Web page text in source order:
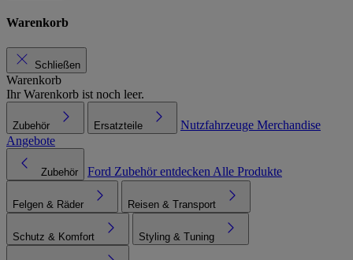
Warenkorb
Schließen
Warenkorb
Ihr Warenkorb ist noch leer.
Zubehör Ersatzteile Nutzfahrzeuge Merchandise
Angebote
Zubehör Ford Zubehör entdecken Alle Produkte
Felgen & Räder Reisen & Transport
Schutz & Komfort Styling & Tuning